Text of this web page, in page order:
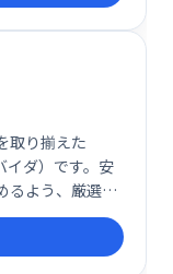
取り揃えた
イダ）です。安
るよう、厳選さ
らベテランま
適なサービス
一つです。